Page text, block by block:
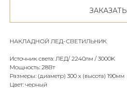
ЗАКАЗАТЬ
НАКЛАДНОЙ ЛЕД-СВЕТИЛЬНИК
Источник света: ЛЕД/ 2240лм / 3000K
Мощность: 28Вт
Размеры: (диаметр) 300 х (высота) 190мм
Цвет: черный